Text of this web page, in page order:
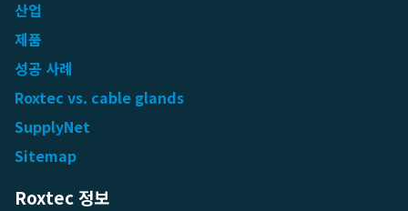
산업
제품
성공 사례
Roxtec vs. cable glands
SupplyNet
Sitemap
Roxtec 정보